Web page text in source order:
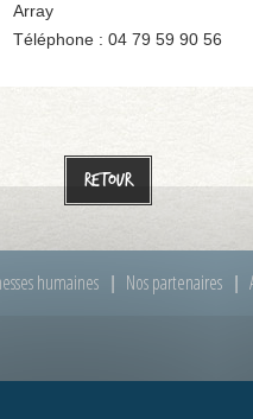
Array
Téléphone : 04 79 59 90 56
Retour
humaines Nos partenaires